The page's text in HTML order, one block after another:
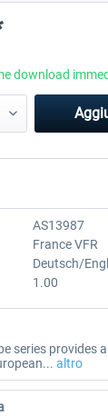
*
download
AS13987
France VFR
Deutsch/
1.00
series provides
altro